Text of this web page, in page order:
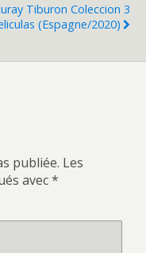
Tiburon Coleccion 3
(Espagne/2020)
publiée. Les
avec*